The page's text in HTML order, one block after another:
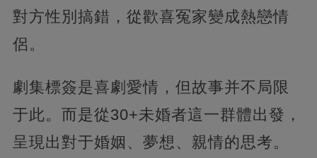
對方性別搞錯，從歡喜冤家變成熱戀情
侶。
劇集標簽是喜劇愛情，但故事并不局限
于此。而是從30+未婚者這一群體出發，
呈現出對于婚姻、夢想、親情的思考。